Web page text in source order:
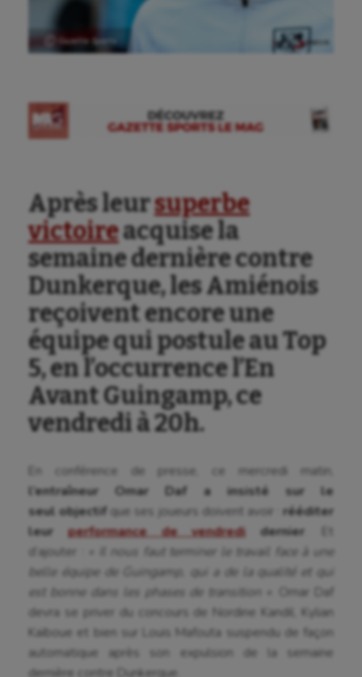
Ⓒ Gazette Sports
Après leursuperbe
victoireacquise la
semaine dernière contre
Dunkerque, les Amiénois
reçoivent encore une
équipe qui postule au Top
5, en l’occurrence l’En
Avant Guingamp, ce
vendredi à 20h.
En conférence de presse, ce mercredi matin,
l’entraîneur Omar Daf a insisté sur le
seul objectif que ses joueurs doivent avoir : rééditer
leurperformance de vendredi dernier
d’ajouter :
« Il nous faut terminer le travail face à une
belle équipe de Guingamp, qui a de la qualité et qui
est bonne dans les phases de transition »
. Omar Daf
devra se priver du concours de Nordine Kandil, Kylian
Kaïboue et bien sur Louis Mafouta suspendu de façon
automatique après son expulsion de la semaine
dernière contre Dunkerque.